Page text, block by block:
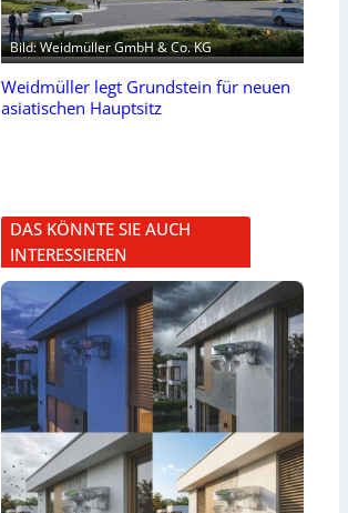
Bild: Weidmüller GmbH & Co. KG
Weidmüller legt Grundstein für neuen
asiatischen Hauptsitz
DAS KÖNNTE SIE AUCH
INTERESSIEREN